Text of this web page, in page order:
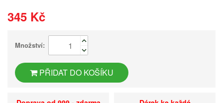
345 Kč
Množství:
PŘIDAT DO KOŠÍKU